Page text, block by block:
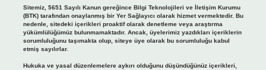
Sitemiz, 5651 Sayılı Kanun gereğince Bilgi Teknolojileri ve İletişim Kurumu
(BTK) tarafından onaylanmış bir Yer Sağlayıcı olarak hizmet vermektedir. Bu
nedenle, sitedeki içerikleri proaktif olarak denetleme veya araştırma
yükümlülüğümüz bulunmamaktadır. Ancak, üyelerimiz yazdıkları içeriklerin
sorumluluğunu taşımakta olup, siteye üye olarak bu sorumluluğu kabul
etmiş sayılırlar.
Hukuka ve yasal düzenlemelere aykırı olduğunu düşündüğünüz içerikleri,